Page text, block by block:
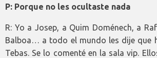
P: Porque no les ocultaste nada
R: Yo a Josep, a Quim Doménech, a
Balboa… a todo el mundo les dije que
Tebas. Se lo comenté en la sala vip.